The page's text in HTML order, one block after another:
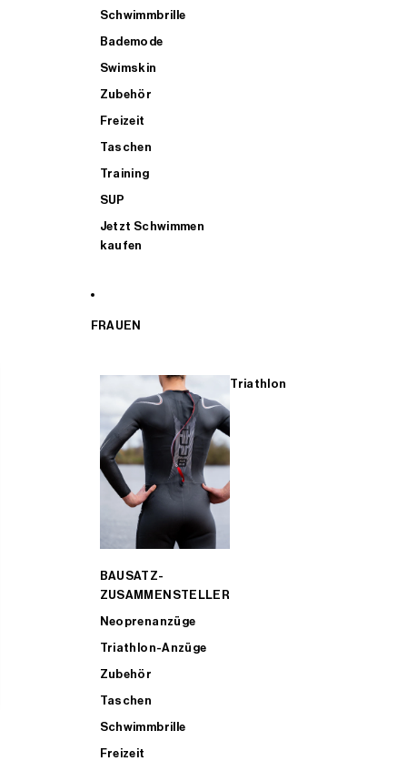
Schwimmbrille
Bademode
Swimskin
Zubehör
Freizeit
Taschen
Training
SUP
Jetzt Schwimmen
kaufen
FRAUEN
Triathlon
BAUSATZ-
ZUSAMMENSTELLER
Neoprenanzüge
Triathlon-Anzüge
Zubehör
Taschen
Schwimmbrille
Freizeit